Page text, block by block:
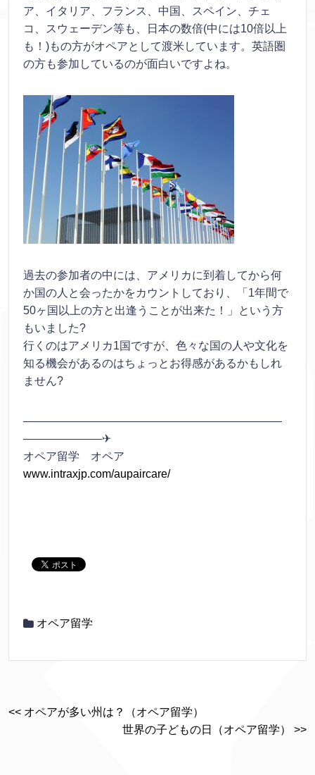
ア、イタリア、フランス、中国、スペイン、チェ
コ、スウェーデン等も、日本の数倍(中には10倍以上
も！)もの方がオペアとして渡米しています。英語圏
の方も参加しているのが面白いですよね。
過去の参加者の中には、アメリカに到着してから何
か国の人と会ったかをカウントしており、「1年間で
50ヶ国以上の方と出逢うことが出来た！」という方
もいました?
行くのはアメリカ1国ですが、色々な国の人や文化を
知る機会があるのはちょっとお得感があるかもしれ
ません?
———————————————————————
———————✈
オペア留学 オペア
www.intraxjp.com/aupaircare/
オペア留学
<< オペアが多い州は？（オペア留学）
世界の子どもの日（オペア留学） >>